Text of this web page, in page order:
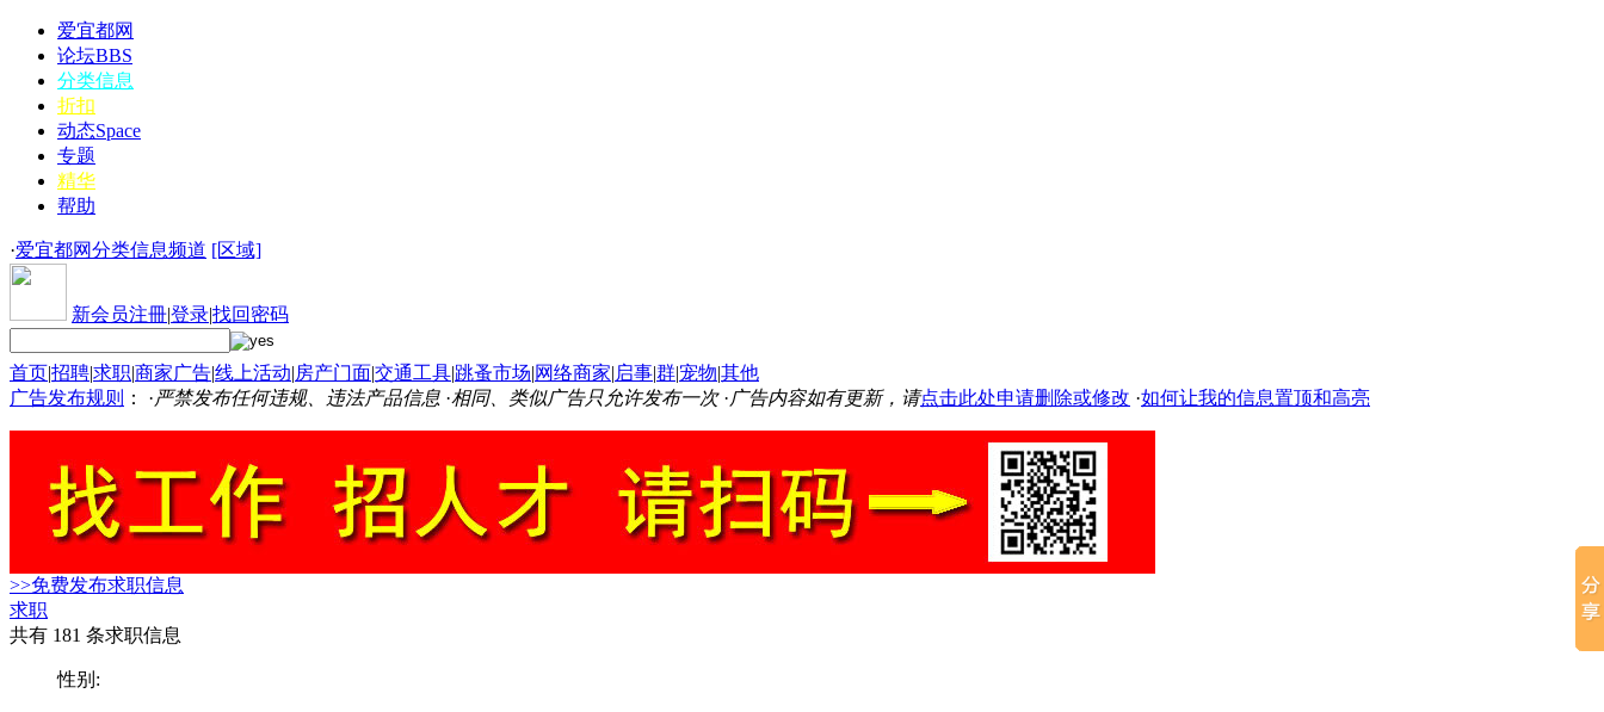
爱宜都网
论坛BBS
分类信息
折扣
动态Space
专题
精华
帮助
·爱宜都网分类信息频道 [区域]
新会员注冊|登录|找回密码
首页|招聘|求职|商家广告|线上活动|房产门面|交通工具|跳蚤市场|网络商家| 启事|群|宠物|其他
广告发布规则
： ·严禁发布任何违规、违法产品信息 ·相同、类似广告只允许发布一次·广告内容如有更新，请点击此处申请删除或修改 ·如何让我的信息置顶和高亮
>>免费发布求职信息
求职
共有 181 条求职信息
性别: